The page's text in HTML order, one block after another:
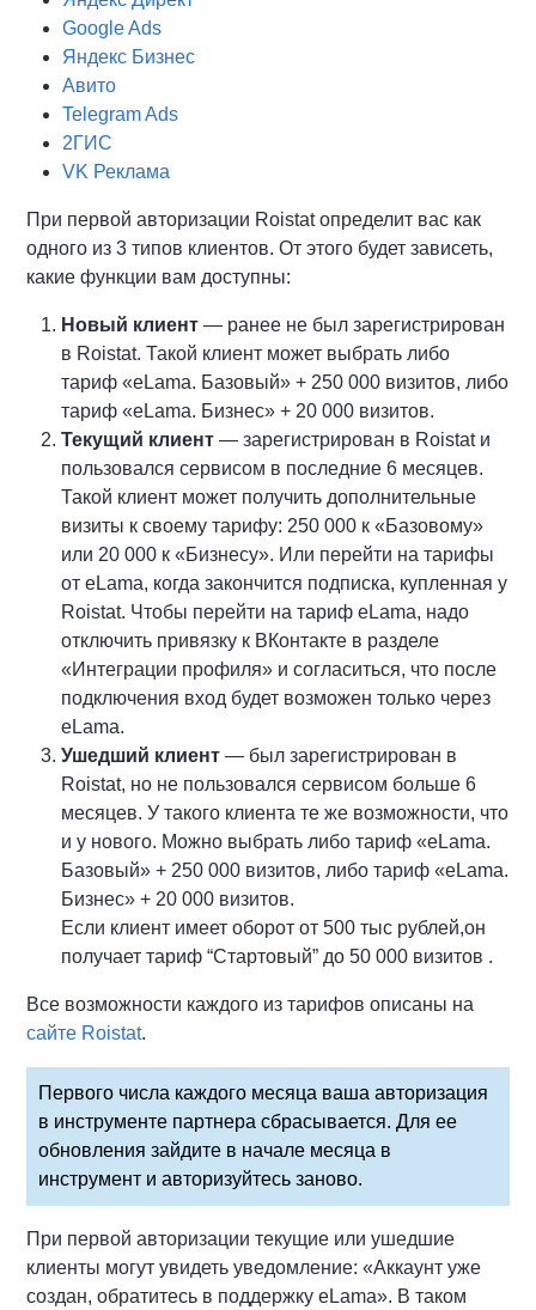
Google Ads
Яндекс Бизнес
Авито
Telegram Ads
2ГИС
VK Реклама
При первой авторизации Roistat определит вас как
одного из 3 типов клиентов. От этого будет зависеть,
какие функции вам доступны:
Новый клиент— ранее не был зарегистрирован
в Roistat. Такой клиент может выбрать либо
тариф «eLama. Базовый» + 250 000 визитов, либо
тариф «eLama. Бизнес» + 20 000 визитов.
Текущий клиент— зарегистрирован в Roistat и
пользовался сервисом в последние 6 месяцев.
Такой клиент может получить дополнительные
визиты к своему тарифу: 250 000 к «Базовому»
или 20 000 к «Бизнесу». Или перейти на тарифы
от eLama, когда закончится подписка, купленная у
Roistat. Чтобы перейти на тариф eLama, надо
отключить привязку к ВКонтакте в разделе
«Интеграции профиля» и согласиться, что после
подключения вход будет возможен только через
eLama.
Ушедший клиент— был зарегистрирован в
Roistat, но не пользовался сервисом больше 6
месяцев. У такого клиента те же возможности, что
и у нового. Можно выбрать либо тариф «eLama.
Базовый» + 250 000 визитов, либо тариф «eLama.
Бизнес» + 20 000 визитов.
Если клиент имеет оборот от 500 тыс рублей,он
получает тариф “Стартовый” до 50 000 визитов .
Все возможности каждого из тарифов описаны на
сайте Roistat.
Первого числа каждого месяца ваша авторизация
в инструменте партнера сбрасывается. Для ее
обновления зайдите в начале месяца в
инструмент и авторизуйтесь заново.
При первой авторизации текущие или ушедшие
клиенты могут увидеть уведомление: «Аккаунт уже
создан, обратитесь в поддержку eLama». В таком